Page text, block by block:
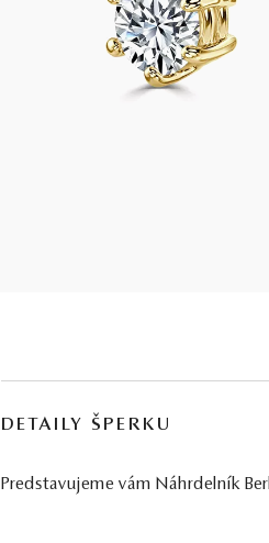
DETAILY ŠPERKU
Predstavujeme vám Náhrdelník